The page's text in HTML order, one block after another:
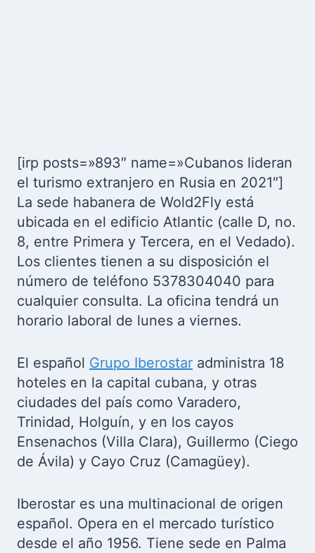
[irp posts=»893″ name=»Cubanos lideran
el turismo extranjero en Rusia en 2021″]
La sede habanera de Wold2Fly está
ubicada en el edificio Atlantic (calle D, no.
8, entre Primera y Tercera, en el Vedado).
Los clientes tienen a su disposición el
número de teléfono 5378304040 para
cualquier consulta. La oficina tendrá un
horario laboral de lunes a viernes.
El español Grupo Iberostar administra 18
hoteles en la capital cubana, y otras
ciudades del país como Varadero,
Trinidad, Holguín, y en los cayos
Ensenachos (Villa Clara), Guillermo (Ciego
de Ávila) y Cayo Cruz (Camagüey).
Iberostar es una multinacional de origen
español. Opera en el mercado turístico
desde el año 1956. Tiene sede en Palma